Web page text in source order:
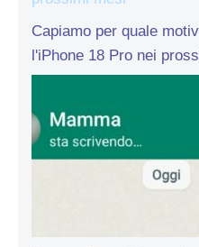
Capiamo per quale
l'iPhone 18 Pro nei